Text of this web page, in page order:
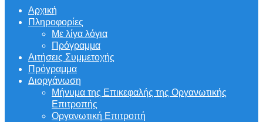
Αρχική
Πληροφορίες
Με λίγα λόγια
Πρόγραμμα
Αιτήσεις Συμμετοχής
Πρόγραμμα
Διοργάνωση
Μήνυμα της Επικεφαλής της Οργανωτικής
Επιτροπής
Οργανωτική Επιτροπή